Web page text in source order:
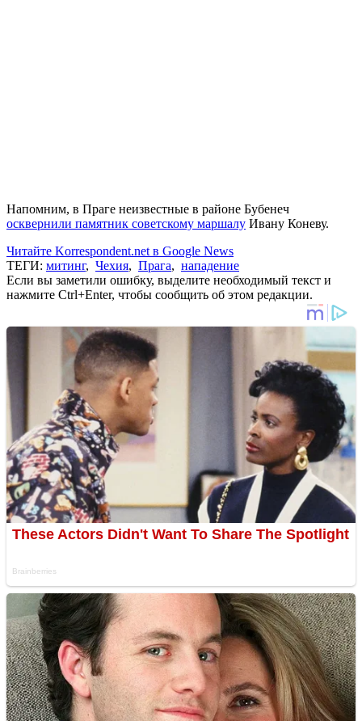
Напомним, в Праге неизвестные в районе Бубенеч
осквернили памятник советскому маршалу Ивану Коневу.
Читайте Korrespondent.net в Google News
ТЕГИ: митинг, Чехия, Прага, нападение
Если вы заметили ошибку, выделите необходимый текст и
нажмите Ctrl+Enter, чтобы сообщить об этом редакции.